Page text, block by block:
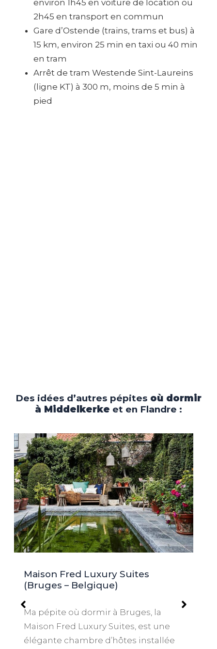
environ 1h45 en voiture de location ou
2h45 en transport en commun
Gare d’Ostende (trains, trams et bus) à
15 km, environ 25 min en taxi ou 40 min
en tram
Arrêt de tram Westende Sint-Laureins
(ligne KT) à 300 m, moins de 5 min à
pied
Des idées d’autres pépites où dormir
à Middelkerke et en Flandre :
Maison Fred Luxury Suites
(Bruges – Belgique)
Ma pépite où dormir à Bruges, la
Maison Fred Luxury Suites, est une
élégante chambre d’hôtes installée